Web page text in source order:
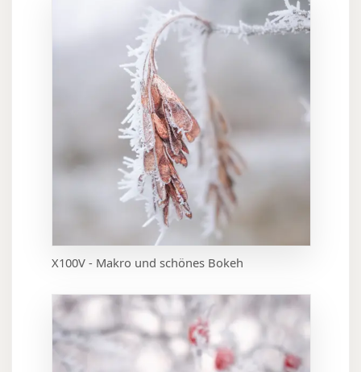
X100V - Makro und schönes Bokeh